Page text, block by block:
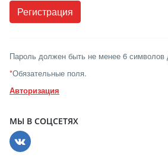
Пароль должен быть не менее 6 символов
*Обязательные поля.
Авторизация
МЫ В СОЦСЕТЯХ